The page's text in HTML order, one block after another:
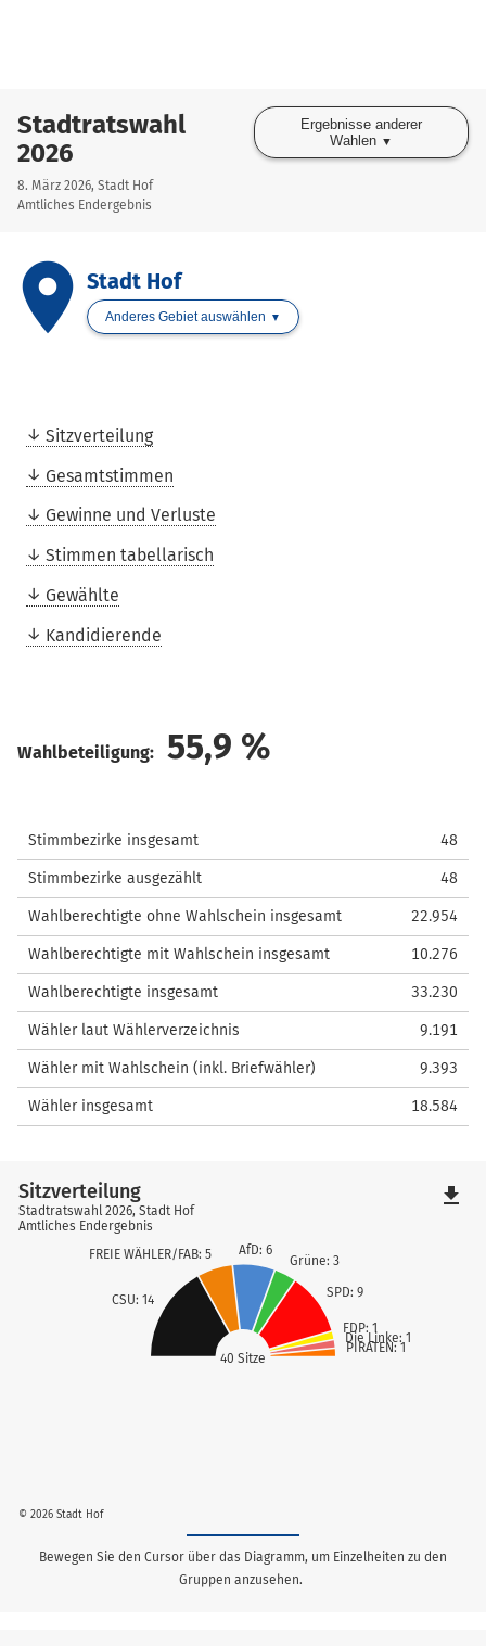
Stadtratswahl
2026
8. März 2026, Stadt Hof
Amtliches Endergebnis
Ergebnisse anderer
Wahlen
placeStadt Hof
Anderes Gebiet auswählen
Sitzverteilung
Gesamtstimmen
Gewinne und Verluste
Stimmen tabellarisch
Gewählte
Kandidierende
Wahlbeteiligung: 55,9 %
Stimmbezirke insgesamt 48
Stimmbezirke ausgezählt 48
Wahlberechtigte ohne Wahlschein insgesamt 22.954
Wahlberechtigte mit Wahlschein insgesamt 10.276
Wahlberechtigte insgesamt 33.230
Wähler laut Wählerverzeichnis 9.191
Wähler mit Wahlschein (inkl. Briefwähler) 9.393
Wähler insgesamt 18.584
40 Sitze
CSU: 14
FREIE WÄHLER/FAB: 5 AfD: 6
Grüne: 3
SPD: 9
FDP: 1
Die Linke: 1
PIRATEN: 1
© 2026 Stadt Hof
Sitzverteilung
Stadtratswahl 2026, Stadt Hof
Amtliches Endergebnis
file_download
Bewegen Sie den Cursor über das Diagramm, um Einzelheiten zu den
Gruppen anzusehen.